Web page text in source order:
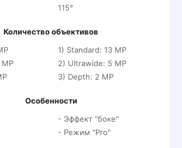
115°
Количество объективов
1) Standard: 13 MP
2) Ultrawide: 5 MP
3) Depth: 2 MP
Особенности
- Эффект "боке"
- Режим "Pro"